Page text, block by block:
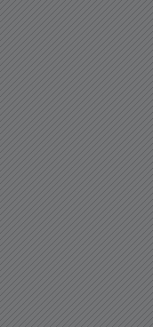
0 3
Bursaspor - Sepahan
Hazırlık Maçı
25 Temmuz 2019 Perşembe |